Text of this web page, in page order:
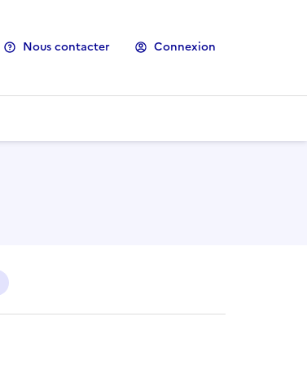
Nous contacter Connexion